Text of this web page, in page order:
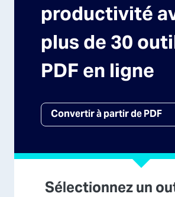
productivité
plus de 30
PDF en ligne
Sélectionnez un